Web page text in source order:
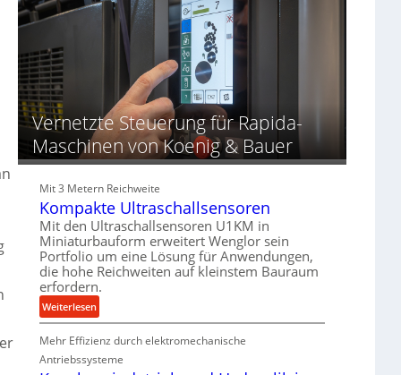
od
ü
r
d
e
P
r
o
d
u
k
t
i
o
n
d
Vernetzte Steuerung für Rapida-
Maschinen von Koenig & Bauer
Mit 3 Metern Reichweite
Kompakte Ultraschallsensoren
Mit den Ultraschallsensoren U1KM in
Miniaturbauform erweitert Wenglor sein
Portfolio um eine Lösung für Anwendungen,
die hohe Reichweiten auf kleinstem Bauraum
erfordern.
Weiterlesen:
K
o
m
Mehr Effizienz durch elektromechanische
Antriebssysteme